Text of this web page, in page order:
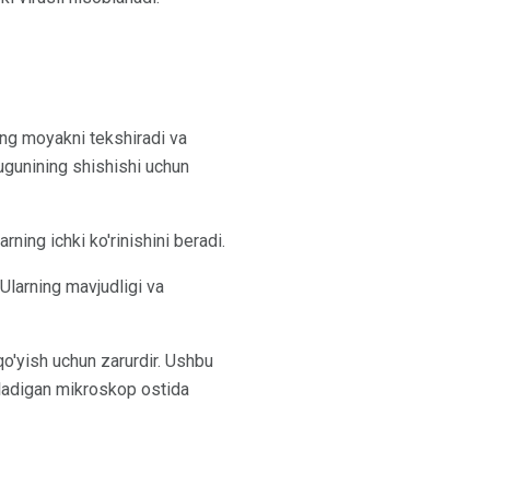
moyakni tekshiradi va
shishishi uchun
ichki ko'rinishini beradi.
mavjudligi va
uchun zarurdir. Ushbu
mikroskop ostida